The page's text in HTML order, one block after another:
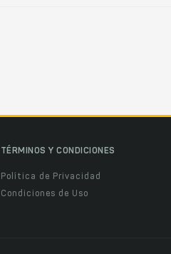
TÉRMINOS Y CONDICIONES
Política de Privacidad
Condiciones de Uso